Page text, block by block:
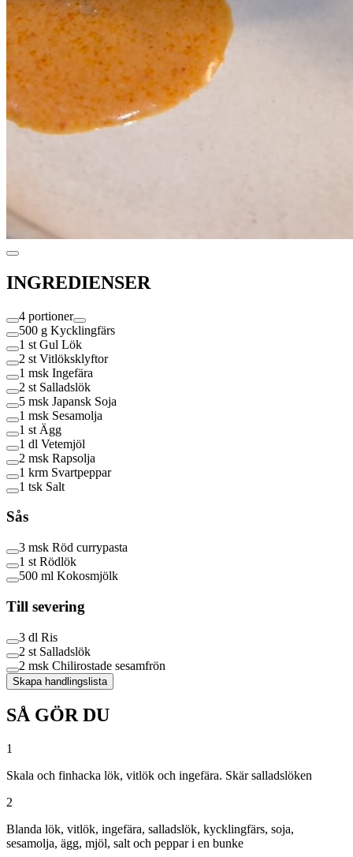
INGREDIENSER
4 portioner
500 g Kycklingfärs
1 st Gul Lök
2 st Vitlöksklyftor
1 msk Ingefära
2 st Salladslök
5 msk Japansk Soja
1 msk Sesamolja
1 st Ägg
1 dl Vetemjöl
2 msk Rapsolja
1 krm Svartpeppar
1 tsk Salt
Sås
3 msk Röd currypasta
1 st Rödlök
500 ml Kokosmjölk
Till severing
3 dl Ris
2 st Salladslök
2 msk Chilirostade sesamfrön
Skapa handlingslista
SÅ GÖR DU
1
Skala och finhacka lök, vitlök och ingefära. Skär salladslöken
2
Blanda lök, vitlök, ingefära, salladslök, kycklingfärs, soja,
sesamolja, ägg, mjöl, salt och peppar i en bunke